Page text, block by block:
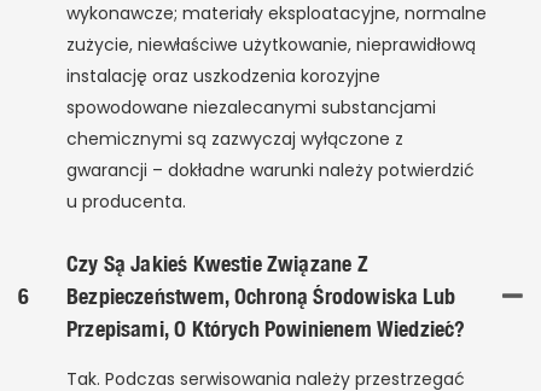
wykonawcze; materiały eksploatacyjne, normalne
zużycie, niewłaściwe użytkowanie, nieprawidłową
instalację oraz uszkodzenia korozyjne
spowodowane niezalecanymi substancjami
chemicznymi są zazwyczaj wyłączone z
gwarancji – dokładne warunki należy potwierdzić
u producenta.
6
Czy Są Jakieś Kwestie Związane Z
Bezpieczeństwem, Ochroną Środowiska Lub
Przepisami, O Których Powinienem Wiedzieć?
Tak. Podczas serwisowania należy przestrzegać